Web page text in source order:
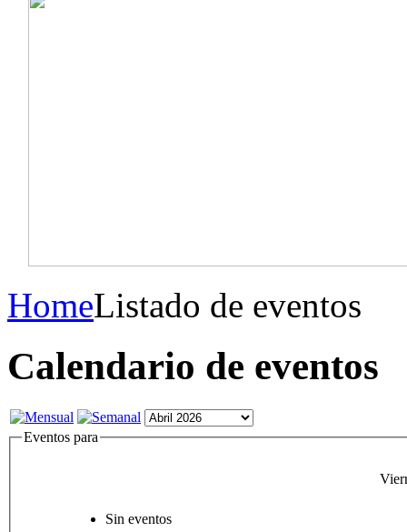
HomeListado de eventos
Calendario de eventos
Eventos para
Sin eventos